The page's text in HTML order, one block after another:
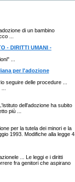
di un bambino
...
- DIRITTI UMANI -
...
per l'adozione
seguire delle procedure ...
dell'adozione ha subito
più ...
per la tutela dei minori e la
1993. Modifiche alla legge 4
... Le leggi e i diritti
fra genitori che aspirano